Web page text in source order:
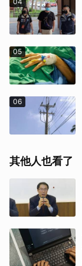
05
06
其他人也看了